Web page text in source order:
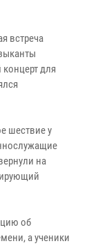
встреча
для
шествие у
на
об
а ученики